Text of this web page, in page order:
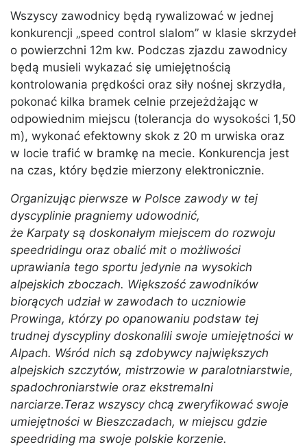
Wszyscy zawodnicy będą rywalizować w jednej
konkurencji „speed control slalom” w klasie skrzydeł
o powierzchni 12m kw. Podczas zjazdu zawodnicy
będą musieli wykazać się umiejętnością
kontrolowania prędkości oraz siły nośnej skrzydła,
pokonać kilka bramek celnie przejeżdżając w
odpowiednim miejscu (tolerancja do wysokości 1,50
m), wykonać efektowny skok z 20 m urwiska oraz
w locie trafić w bramkę na mecie. Konkurencja jest
na czas, który będzie mierzony elektronicznie.
Organizując pierwsze w Polsce zawody w tej
dyscyplinie pragniemy udowodnić,
że Karpaty są doskonałym miejscem do rozwoju
speedridingu oraz obalić mit o możliwości
uprawiania tego sportu jedynie na wysokich
alpejskich zboczach. Większość zawodników
biorących udział w zawodach to uczniowie
Prowinga, którzy po opanowaniu podstaw tej
trudnej dyscypliny doskonalili swoje umiejętności w
Alpach. Wśród nich są zdobywcy największych
alpejskich szczytów, mistrzowie w paralotniarstwie,
spadochroniarstwie oraz ekstremalni
narciarze.Teraz wszyscy chcą zweryfikować swoje
umiejętności w Bieszczadach, w miejscu gdzie
speedriding ma swoje polskie korzenie.